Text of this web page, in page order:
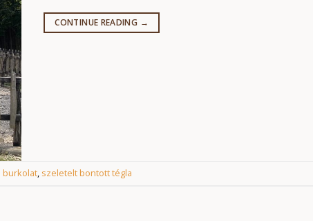
CONTINUE READING →
burkolat, szeletelt bontott tégla